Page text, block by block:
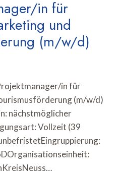
in für
und
(m/w/d)
in für
(m/w/d)
nächstmöglicher
Vollzeit (39